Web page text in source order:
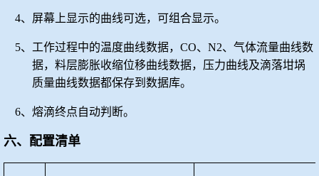
4、屏幕上显示的曲线可选，可组合显示。
5、工作过程中的温度曲线数据，CO、N2、气体流量曲线数
据，料层膨胀收缩位移曲线数据，压力曲线及滴落坩埚
质量曲线数据都保存到数据库。
6、熔滴终点自动判断。
六、配置清单